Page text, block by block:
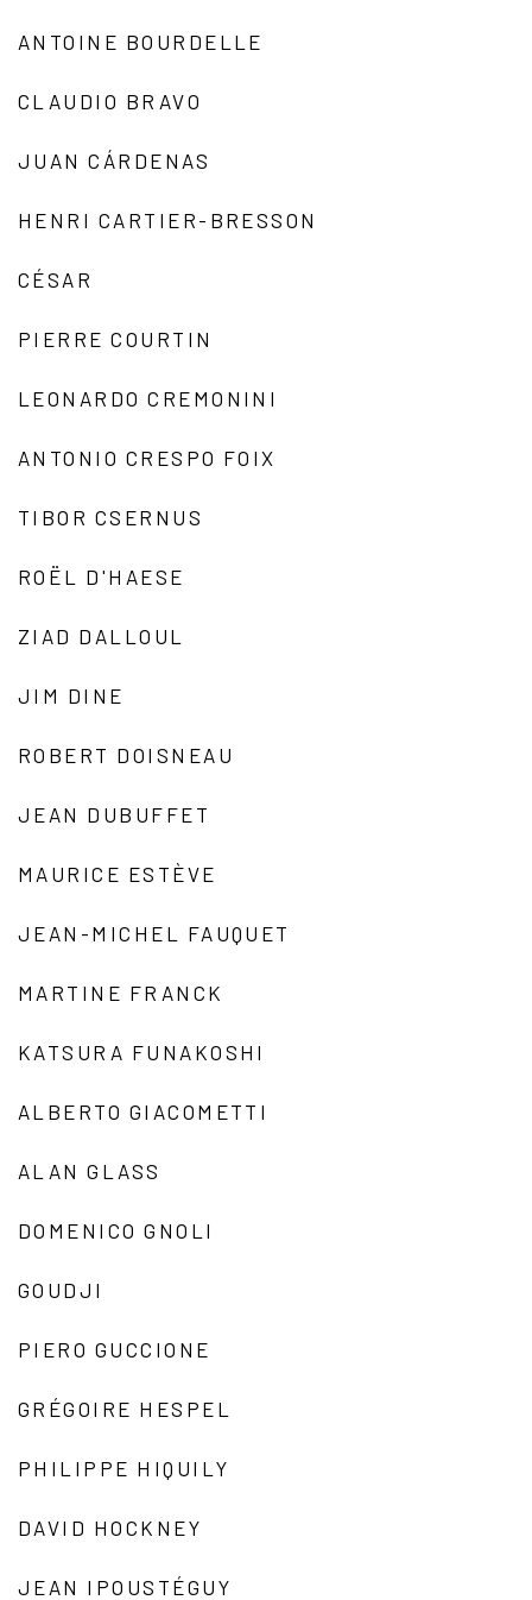
ANTOINE BOURDELLE
CLAUDIO BRAVO
JUAN CÁRDENAS
HENRI CARTIER-BRESSON
CÉSAR
PIERRE COURTIN
LEONARDO CREMONINI
ANTONIO CRESPO FOIX
TIBOR CSERNUS
ROËL D'HAESE
ZIAD DALLOUL
JIM DINE
ROBERT DOISNEAU
JEAN DUBUFFET
MAURICE ESTÈVE
JEAN-MICHEL FAUQUET
MARTINE FRANCK
KATSURA FUNAKOSHI
ALBERTO GIACOMETTI
ALAN GLASS
DOMENICO GNOLI
GOUDJI
PIERO GUCCIONE
GRÉGOIRE HESPEL
PHILIPPE HIQUILY
DAVID HOCKNEY
JEAN IPOUSTÉGUY